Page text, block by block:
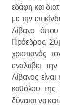
εδάφη και
με την
Λίβανο
Πρόεδρος.
χριστιανός
αναλάβει
Λίβανος
καθόλου της
δύναται να